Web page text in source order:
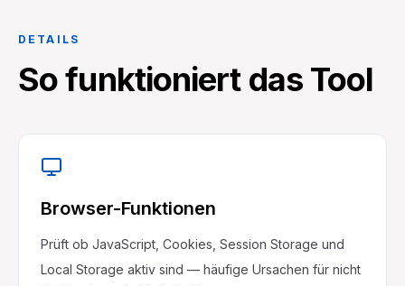
DETAILS
So funktioniert das Tool
Browser-Funktionen
Prüft ob JavaScript, Cookies, Session Storage und
Local Storage aktiv sind — häufige Ursachen für nicht